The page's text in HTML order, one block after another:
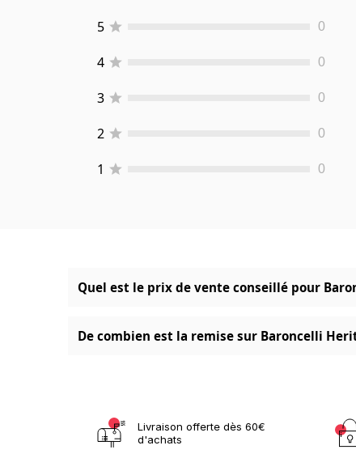
5 0
4 0
3 0
2 0
1
0
Quel est le prix de vente conseillé pour
De combien est la remise sur Baroncelli
Livraison offerte dès 60€
d'achats